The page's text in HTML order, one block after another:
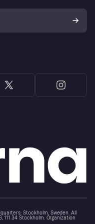
Stockholm, Sweden. All
111 34 Stockholm. Organization